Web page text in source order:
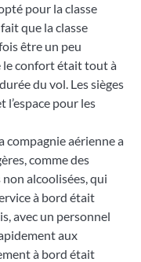
opté pour la classe
que la classe
être un peu
le confort était tout à
du vol. Les sièges
pour les
compagnie aérienne a
comme des
alcoolisées, qui
à bord était
avec un personnel
aux
à bord était